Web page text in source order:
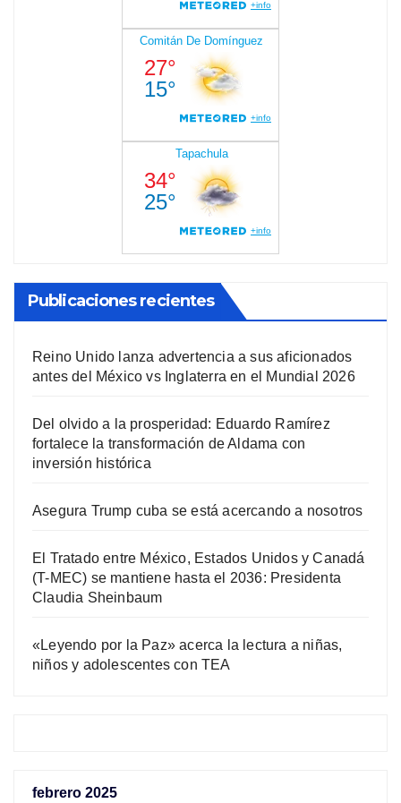
Publicaciones recientes
Reino Unido lanza advertencia a sus aficionados
antes del México vs Inglaterra en el Mundial 2026
Del olvido a la prosperidad: Eduardo Ramírez
fortalece la transformación de Aldama con
inversión histórica
Asegura Trump cuba se está acercando a nosotros
El Tratado entre México, Estados Unidos y Canadá
(T-MEC) se mantiene hasta el 2036: Presidenta
Claudia Sheinbaum
«Leyendo por la Paz» acerca la lectura a niñas,
niños y adolescentes con TEA
febrero 2025